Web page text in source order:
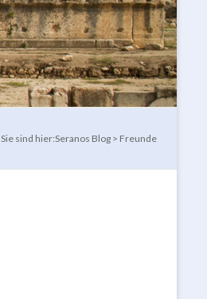
Sie sind hier:Seranos Blog > Freunde